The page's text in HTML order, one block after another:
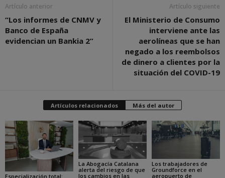
Artículo anterior
“Los informes de CNMV y
Banco de España
evidencian un Bankia 2”
Artículo siguiente
El Ministerio de Consumo
interviene ante las
aerolíneas que se han
negado a los reembolsos
de dinero a clientes por la
situación del COVID-19
Artículos relacionados Más del autor
Especialización total:
La Abogacía Catalana
alerta del riesgo de que
los cambios en las
Los trabajadores de
Groundforce en el
aeropuerto de